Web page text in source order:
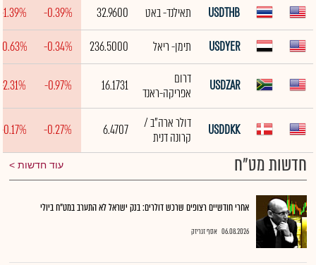
USDTHB
תאילנד- באט 32.9600
-0.39%
-1.39%
USDYER
תימן- ריאל 236.5000
-0.34%
USDZAR
דרום
אפריקה-ראנד
16.1731
-0.97%
-2.31%
USDDKK
דולר ארה"ב /
קרונה דנית
6.4707
-0.27%
-0.17%
חדשות מט"ח עוד חדשות
אחרי חודשיים רצופים שרכש דולרים: בנק ישראל לא התערב במט"ח ביולי
06.08.2026 אסף זגריזק